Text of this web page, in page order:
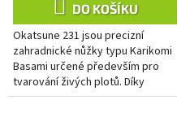
DO KOŠÍKU
Okatsune 231 jsou precizní
zahradnické nůžky typu Karikomi
Basami určené především pro
tvarování živých plotů. Díky
velkým ostrým čepelím a pevným